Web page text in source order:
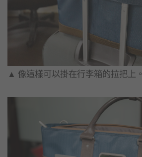
▲​ 像這樣可以掛在行李箱的拉把上。